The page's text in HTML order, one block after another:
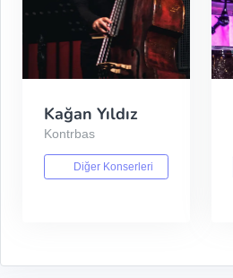
Kağan Yıldız
Kontrbas
Diğer Konserleri